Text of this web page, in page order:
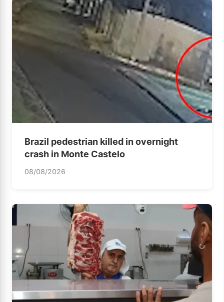
Brazil pedestrian killed in overnight
crash in Monte Castelo
08/08/2026